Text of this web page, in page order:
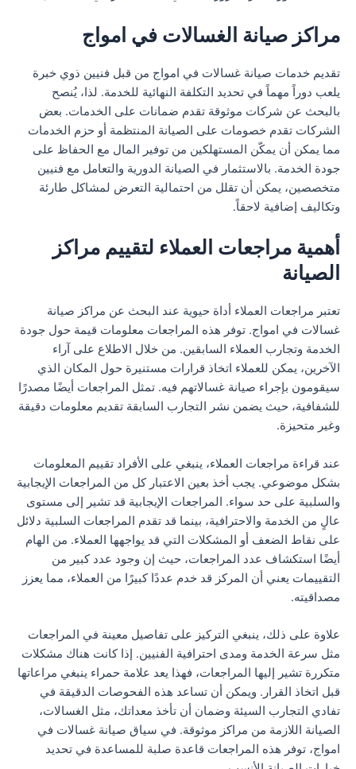
مراكز صيانة الغسالات في امواج
تقديم خدمات صيانة غسالات في امواج من قبل فنيين ذوي خبرة
يلعب دوراً مهماً في تحديد التكلفة النهائية للخدمة. لذا، يُنصح
بالبحث عن شركات موثوقة تقدم ضمانات على الخدمات. بعض
الشركات تقدم خصومات على الصيانة المنتظمة أو حزم الخدمات
مما يمكن أن يمكّن المستهلكين من توفير المال مع الحفاظ على
جودة الخدمة. بالاستثمار في الصيانة الدورية والتعامل مع فنيين
متخصصين، يمكن أن تقلل من احتمالية التعرض لمشاكل طارئة
وتكاليف إضافية لاحقاً.
أهمية مراجعات العملاء لتقييم مراكز
الصيانة
تعتبر مراجعات العملاء أداة حيوية عند البحث عن مراكز صيانة
غسالات في امواج. توفر هذه المراجعات معلومات قيمة حول جودة
الخدمة وتجارب العملاء السابقين. من خلال الاطلاع على آراء
الآخرين، يمكن للعملاء اتخاذ قرارات مستنيرة حول المكان الذي
سيقومون بإجراء صيانة غسالاتهم فيه. تمثل المراجعات أيضًا مصدرًا
للشفافية، حيث يضمن نشر التجارب السابقة تقديم معلومات دقيقة
وغير متحيزة.
عند قراءة مراجعات العملاء، ينبغي على الأفراد تقييم المعلومات
بشكل موضوعي. يجب أخذ بعين الاعتبار كل من المراجعات الإيجابية
والسلبية على حد سواء. المراجعات الإيجابية قد تشير إلى مستوى
عالٍ من الخدمة والاحترافية، بينما قد تقدم المراجعات السلبية دلائل
على نقاط الضعف أو المشكلات التي قد يواجهها العملاء. من الهام
أيضًا استكشاف عدد المراجعات، حيث إن وجود عدد كبير من
التقييمات يعني أن المركز قد خدم عددًا كبيرًا من العملاء، مما يعزز
مصداقيته.
علاوة على ذلك، ينبغي التركيز على تفاصيل معينة في المراجعات
مثل سرعة الخدمة ومدى احترافية الفنيين. إذا كانت هناك مشكلات
متكررة تشير إليها المراجعات، فهذا يعد علامة حمراء ينبغي مراعاتها
قبل اتخاذ القرار. ويمكن أن تساعد هذه الفحوصات الدقيقة في
تفادي التجارب السيئة وضمان أن تأخذ معداتك، مثل الغسالات،
الصيانة اللازمة من مراكز موثوقة. في سياق صيانة غسالات في
امواج، توفر هذه المراجعات قاعدة صلبة للمساعدة في تحديد